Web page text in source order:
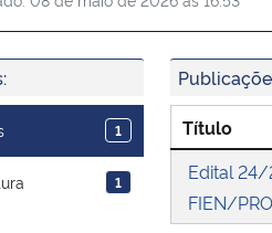
1
1
Título
Edital 24/
FIEN/